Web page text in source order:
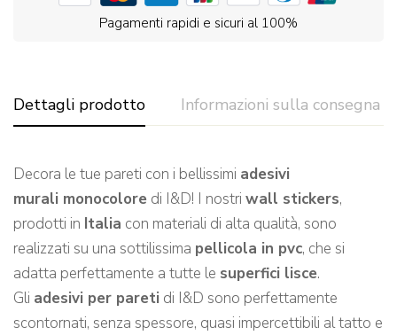
Pagamenti rapidi e sicuri al 100%
Dettagli prodotto Informazioni sulla consegna
Decora le tue pareti con i bellissimi adesivi
murali monocolore di I&D! I nostri wall stickers,
prodotti in Italia con materiali di alta qualità, sono
realizzati su una sottilissima pellicola in pvc, che si
adatta perfettamente a tutte le superfici lisce.
Gli adesivi per pareti di I&D sono perfettamente
scontornati, senza spessore, quasi impercettibili al tatto e